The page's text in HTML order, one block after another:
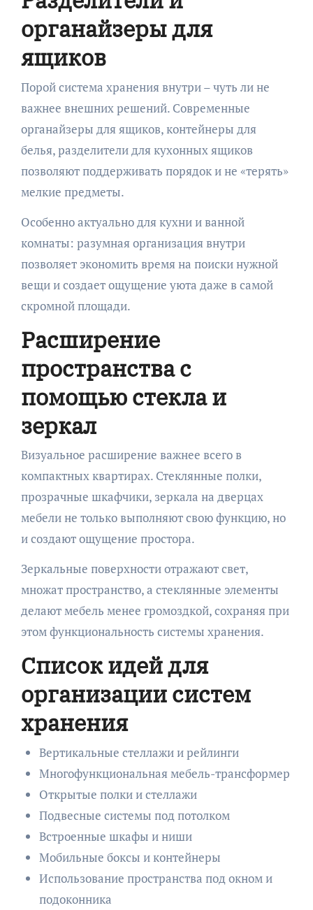
органайзеры для
ящиков
Порой система хранения внутри – чуть ли не
важнее внешних решений. Современные
органайзеры для ящиков, контейнеры для
белья, разделители для кухонных ящиков
позволяют поддерживать порядок и не «терять»
мелкие предметы.
Особенно актуально для кухни и ванной
комнаты: разумная организация внутри
позволяет экономить время на поиски нужной
вещи и создает ощущение уюта даже в самой
скромной площади.
Расширение
пространства с
помощью стекла и
зеркал
Визуальное расширение важнее всего в
компактных квартирах. Стеклянные полки,
прозрачные шкафчики, зеркала на дверцах
мебели не только выполняют свою функцию, но
и создают ощущение простора.
Зеркальные поверхности отражают свет,
множат пространство, а стеклянные элементы
делают мебель менее громоздкой, сохраняя при
этом функциональность системы хранения.
Список идей для
организации систем
хранения
Вертикальные стеллажи и рейлинги
Многофункциональная мебель-трансформер
Открытые полки и стеллажи
Подвесные системы под потолком
Встроенные шкафы и ниши
Мобильные боксы и контейнеры
Использование пространства под окном и
подоконника